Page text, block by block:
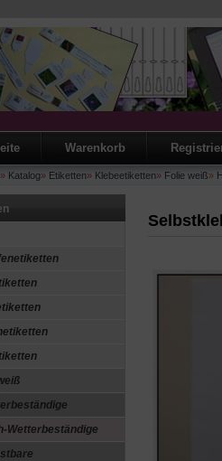
Warenkorb
» Katalog» Etiketten» Klebeetiketten» Folie weiß»
Wetterbeständige